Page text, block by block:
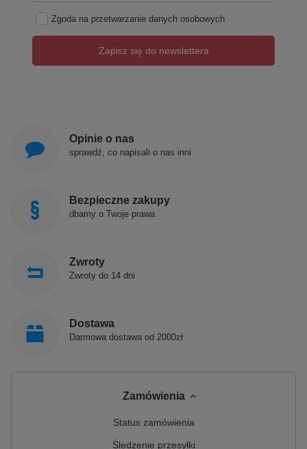
Zgoda na przetwarzanie danych osobowych
Zapisz się do newslettera
Opinie o nas
sprawdź, co napisali o nas inni
Bezpieczne zakupy
dbamy o Twoje prawa
Zwroty
Zwroty do 14 dni
Dostawa
Darmowa dostawa od 2000zł
Zamówienia
Status zamówienia
Śledzenie przesyłki